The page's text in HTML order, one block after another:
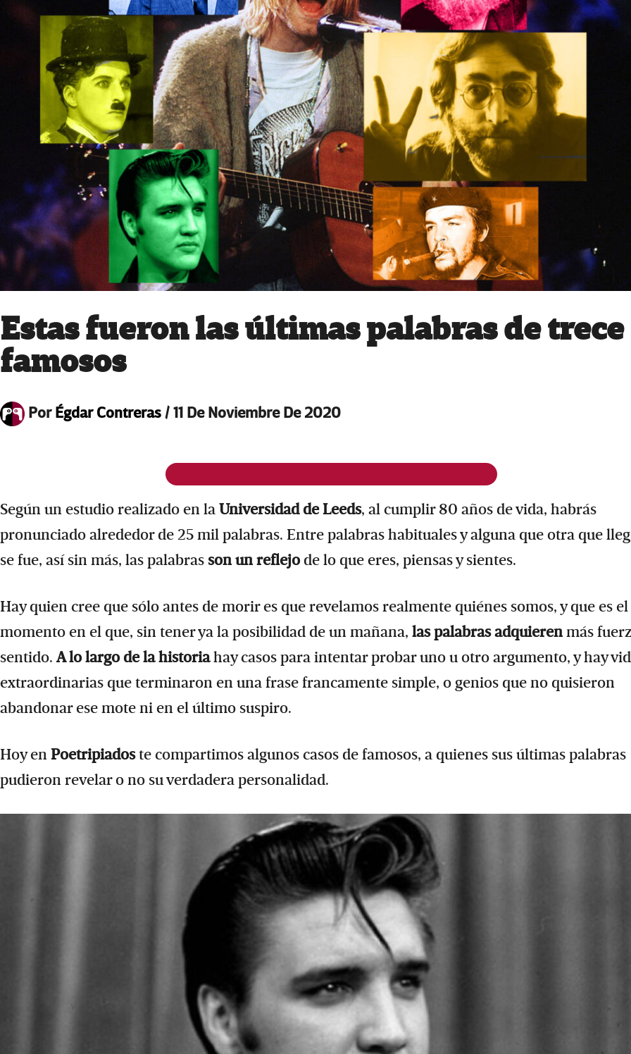
Estas fueron las últimas palabras de trece
famosos
PorÉgdar Contreras/11 De Noviembre De 2020
Según un estudio realizado en laUniversidad de Leeds, al cumplir 80 años de vida, habrás
pronunciado alrededor de 25 mil palabras. Entre palabras habituales y alguna que otra que
se fue, así sin más, las palabrasson un reflejo de lo que eres, piensas y sientes.
Hay quien cree que sólo antes de morir es que revelamos realmente quiénes somos, y que es el
momento en el que, sin tener ya la posibilidad de un mañana, las palabras adquierenmás
sentido. A lo largo de la historiahay casos para intentar probar uno u otro argumento, y hay
extraordinarias que terminaron en una frase francamente simple, o genios que no quisieron
abandonar ese mote ni en el último suspiro.
Hoy en Poetripiadoste compartimos algunos casos de famosos, a quienes sus últimas palabras
pudieron revelar o no su verdadera personalidad.